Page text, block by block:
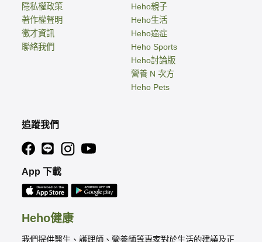
Heho健康
我們提供醫生、護理師、營養師等專家對於生活的建議及正
隱私權政策
著作權聲明
徵才資訊
聯絡我們
Heho親子
Heho生活
Heho癌症
Heho Sports
Heho討論版
營養 N 次方
Heho Pets
追蹤我們
App 下載